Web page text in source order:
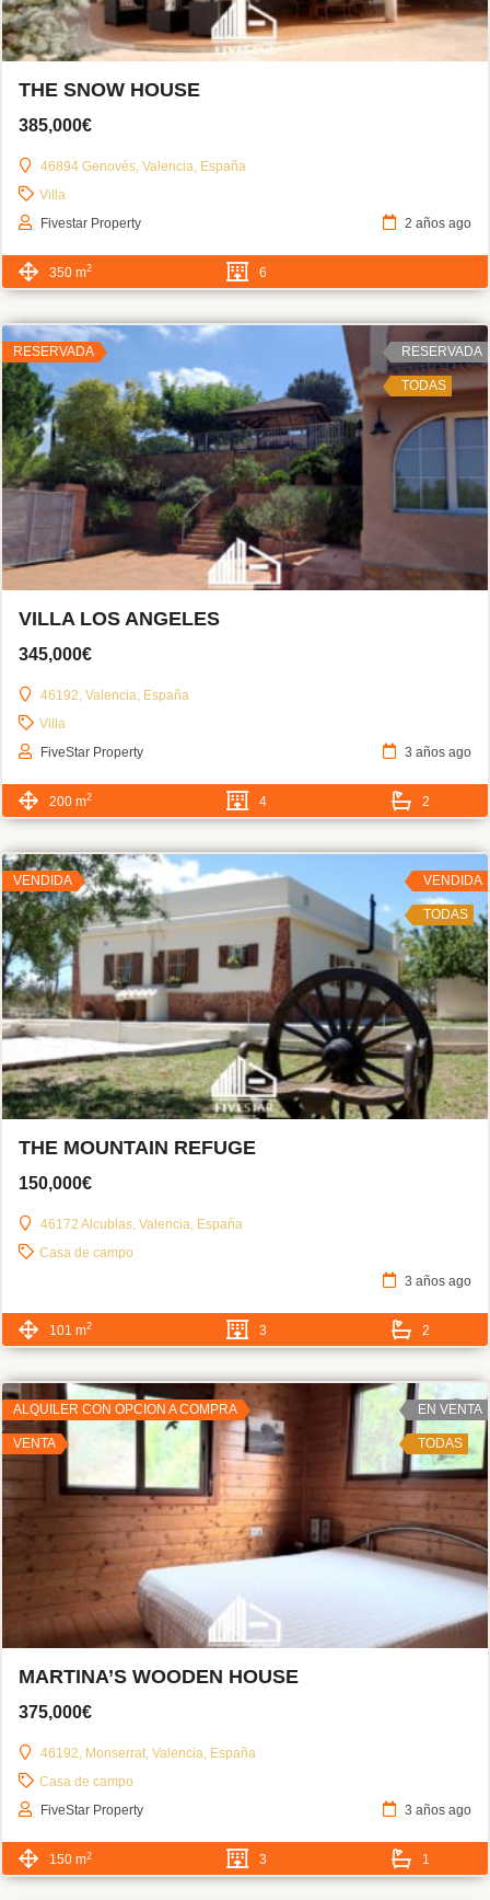
THE SNOW HOUSE
385,000€
46894 Genovés, Valencia, España
Villa
Fivestar Property
2 años ago
350 m2 6
RESERVADA RESERVADA
TODAS
VILLA LOS ANGELES
345,000€
46192, Valencia, España
Villa
FiveStar Property
3 años ago
200 m2 4 2
VENDIDA VENDIDA
TODAS
THE MOUNTAIN REFUGE
150,000€
46172 Alcublas, Valencia, España
Casa de campo
3 años ago
101 m2 3 2
ALQUILER CON OPCION A COMPRA
VENTA
EN VENTA
TODAS
MARTINA’S WOODEN HOUSE
375,000€
46192, Monserrat, Valencia, España
Casa de campo
FiveStar Property
3 años ago
150 m2 3 1